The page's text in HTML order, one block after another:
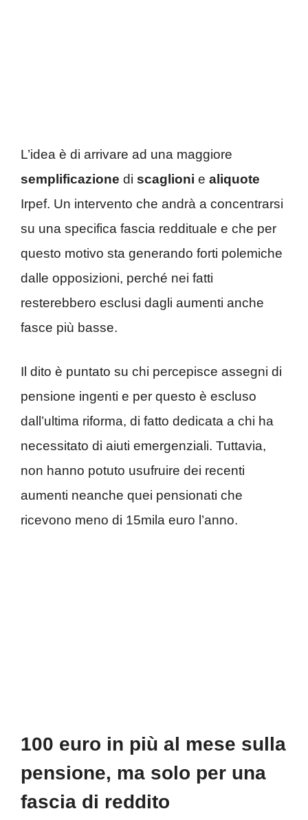
L’idea è di arrivare ad una maggiore
semplificazione di scaglioni e aliquote
Irpef. Un intervento che andrà a concentrarsi
su una specifica fascia reddituale e che per
questo motivo sta generando forti polemiche
dalle opposizioni, perché nei fatti
resterebbero esclusi dagli aumenti anche
fasce più basse.
Il dito è puntato su chi percepisce assegni di
pensione ingenti e per questo è escluso
dall’ultima riforma, di fatto dedicata a chi ha
necessitato di aiuti emergenziali. Tuttavia,
non hanno potuto usufruire dei recenti
aumenti neanche quei pensionati che
ricevono meno di 15mila euro l’anno.
100 euro in più al mese sulla
pensione, ma solo per una
fascia di reddito